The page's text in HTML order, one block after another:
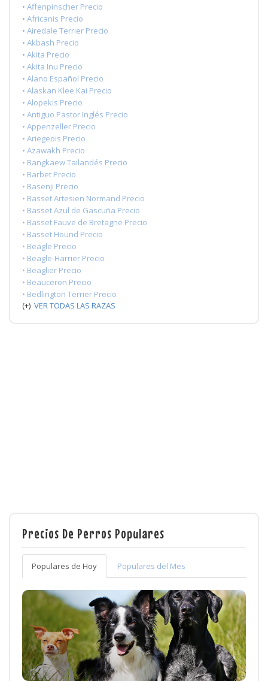
• Affenpinscher Precio
• Africanis Precio
• Airedale Terrier Precio
• Akbash Precio
• Akita Precio
• Akita Inu Precio
• Alano Español Precio
• Alaskan Klee Kai Precio
• Alopekis Precio
• Antiguo Pastor Inglés Precio
• Appenzeller Precio
• Ariegeois Precio
• Azawakh Precio
• Bangkaew Tailandés Precio
• Barbet Precio
• Basenji Precio
• Basset Artesien Normand Precio
• Basset Azul de Gascuña Precio
• Basset Fauve de Bretagne Precio
• Basset Hound Precio
• Beagle Precio
• Beagle-Harrier Precio
• Beaglier Precio
• Beauceron Precio
• Bedlington Terrier Precio
(+) VER TODAS LAS RAZAS
Precios De Perros Populares
Populares de Hoy Populares del Mes